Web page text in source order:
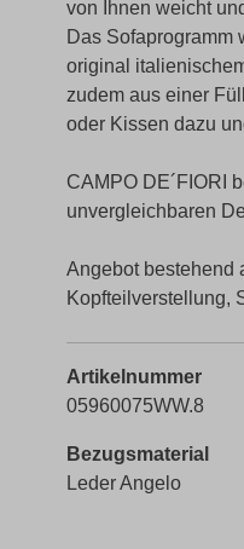
von Ihnen weicht
Das Sofaprogramm
original
zudem aus einer
oder Kissen dazu
CAMPO DE´FIORI
unvergleichbaren
Angebot bestehend
Kopfteilverstellung,
Artikelnummer
05960075WW.8
Bezugsmaterial
Leder Angelo